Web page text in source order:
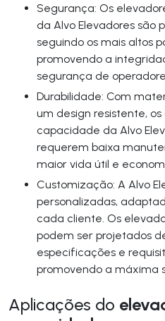
Segurança: Os elevadores de grande capacidade
da Alvo Elevadores são
seguindo os mais altos
promovendo a
segurança de
Durabilidade: Com materiais de alta qualidade e
um design resistente,
capacidade da Alvo
requerem baixa
maior vida útil e
Customização: A Alvo Elevadores oferece soluções
personalizadas,
cada cliente. Os
podem ser projetados
especificações e
promovendo a máxima
Aplicações do